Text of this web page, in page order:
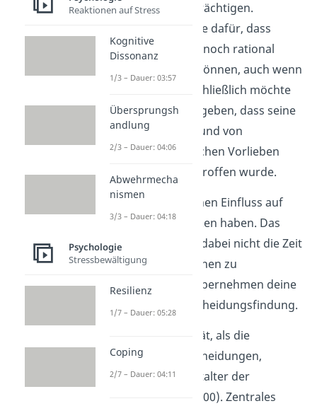
und Handeln beeinträchtigen.
Außerdem sorgen sie dafür, dass
Entscheidungen dennoch rational
begründet werden können, auch wenn
sie das nicht sind. Schließlich möchte
jeder nur ungern zugeben, dass seine
Entscheidung aufgrund von
Sympathie, persönlichen Vorlieben
oder Vorurteilen getroffen wurde.
Auch Stress kann einen Einfluss auf
dein rationales Denken haben. Das
liegt daran, dass du dabei nicht die Zeit
hast, alle Informationen zu
analysieren. Somit übernehmen deine
Emotionen die Entscheidungsfindung.
Rationalität, als die
Grundlage für Entscheidungen,
entstand erst im Zeitalter der
(1720-1800). Zentrales
Reaktionen auf Stress
Kognitive
Dissonanz
1/3 – Dauer: 03:57
Übersprungsh
andlung
2/3 – Dauer: 04:06
Abwehrmecha
nismen
3/3 – Dauer: 04:18
Psychologie
Stressbewältigung
Resilienz
1/7 – Dauer: 05:28
Coping
2/7 – Dauer: 04:11